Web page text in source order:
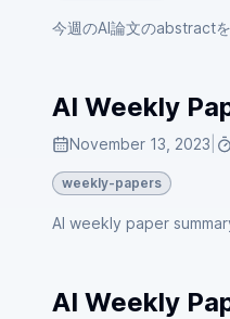
今週のAI論文のabstract
AI Weekly
November 13, 2023
weekly-papers
AI weekly paper
AI Weekly